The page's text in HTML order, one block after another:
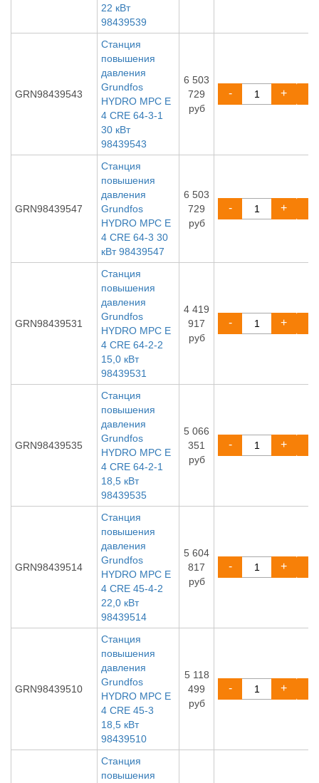
22 кВт
98439539
GRN98439543
Станция
повышения
давления
Grundfos
HYDRO MPC E
4 CRE 64-3-1
30 кВт
98439543
6 503
729
руб
- +
GRN98439547
Станция
повышения
давления
Grundfos
HYDRO MPC E
4 CRE 64-3 30
кВт 98439547
6 503
729
руб
- +
GRN98439531
Станция
повышения
давления
Grundfos
HYDRO MPC E
4 CRE 64-2-2
15,0 кВт
98439531
4 419
917
руб
- +
GRN98439535
Станция
повышения
давления
Grundfos
HYDRO MPC E
4 CRE 64-2-1
18,5 кВт
98439535
5 066
351
руб
- +
GRN98439514
Станция
повышения
давления
Grundfos
HYDRO MPC E
4 CRE 45-4-2
22,0 кВт
98439514
5 604
817
руб
- +
GRN98439510
Станция
повышения
давления
Grundfos
HYDRO MPC E
4 CRE 45-3
18,5 кВт
98439510
5 118
499
руб
- +
Станция
повышения